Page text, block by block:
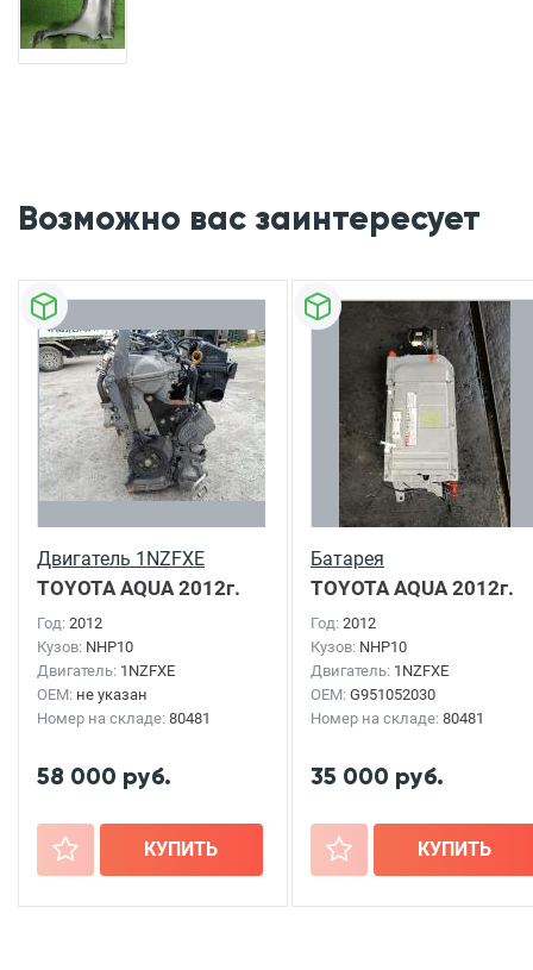
Возможно вас заинтересует
Двигатель 1NZFXE
TOYOTA AQUA2012г.
Год: 2012
Кузов: NHP10
Двигатель: 1NZFXE
OEM: не указан
Номер на складе: 80481
58 000 руб.
+ КУПИТЬ
Батарея
TOYOTA AQUA2012г.
Год: 2012
Кузов: NHP10
Двигатель: 1NZFXE
OEM: G951052030
Номер на складе: 80481
35 000 руб.
+ КУПИТЬ